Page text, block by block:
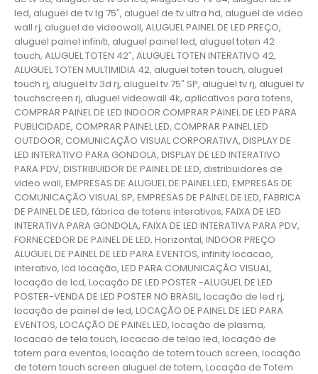
led, aluguel de tv lg 75″, aluguel de tv ultra hd, aluguel de video
wall rj, aluguel de videowall, ALUGUEL PAINEL DE LED PREÇO,
aluguel painel infiniti, aluguel painel led, aluguel toten 42
touch, ALUGUEL TOTEN 42″, ALUGUEL TOTEN INTERATIVO 42,
ALUGUEL TOTEN MULTIMIDIA 42, aluguel toten touch, aluguel
touch rj, aluguel tv 3d rj, aluguel tv 75″ SP, aluguel tv rj, aluguel tv
touchscreen rj, aluguel videowall 4k, aplicativos para totens,
COMPRAR PAINEL DE LED INDOOR COMPRAR PAINEL DE LED PARA
PUBLICIDADE, COMPRAR PAINEL LED, COMPRAR PAINEL LED
OUTDOOR, COMUNICAÇÃO VISUAL CORPORATIVA, DISPLAY DE
LED INTERATIVO PARA GONDOLA, DISPLAY DE LED INTERATIVO
PARA PDV, DISTRIBUIDOR DE PAINEL DE LED, distribuidores de
video wall, EMPRESAS DE ALUGUEL DE PAINEL LED, EMPRESAS DE
COMUNICAÇÃO VISUAL SP, EMPRESAS DE PAINEL DE LED, FABRICA
DE PAINEL DE LED, fábrica de totens interativos, FAIXA DE LED
INTERATIVA PARA GONDOLA, FAIXA DE LED INTERATIVA PARA PDV,
FORNECEDOR DE PAINEL DE LED, Horizontal, INDOOR PREÇO
ALUGUEL DE PAINEL DE LED PARA EVENTOS, infinity locacao,
interativo, lcd locação, LED PARA COMUNICAÇÃO VISUAL,
locação de lcd, Locação DE LED POSTER -ALUGUEL DE LED
POSTER-VENDA DE LED POSTER NO BRASIL, locação de led rj,
locação de painel de led, LOCAÇÃO DE PAINEL DE LED PARA
EVENTOS, LOCAÇÃO DE PAINEL LED, locação de plasma,
locacao de tela touch, locacao de telao led, locação de
totem para eventos, locação de totem touch screen, locação
de totem touch screen aluguel de totem, Locação de Totem